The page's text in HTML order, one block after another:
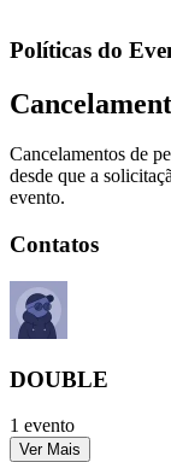
Políticas do
Cancelamentos de
desde que a
evento.
Contatos
DOUBLE
1 evento
Ver Mais